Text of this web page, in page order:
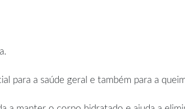
para a saúde geral e também para a